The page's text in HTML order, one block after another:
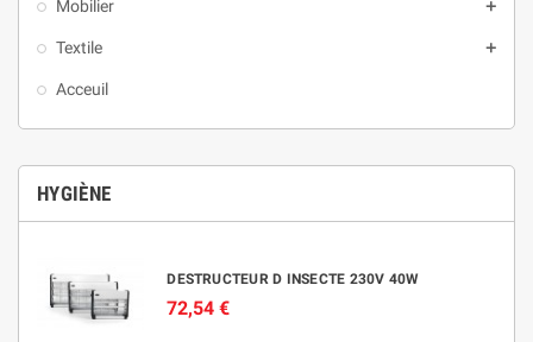
Mobilier add
Textile add
Acceuil
HYGIÈNE
DESTRUCTEUR D INSECTE 230V 40W
72,54 €